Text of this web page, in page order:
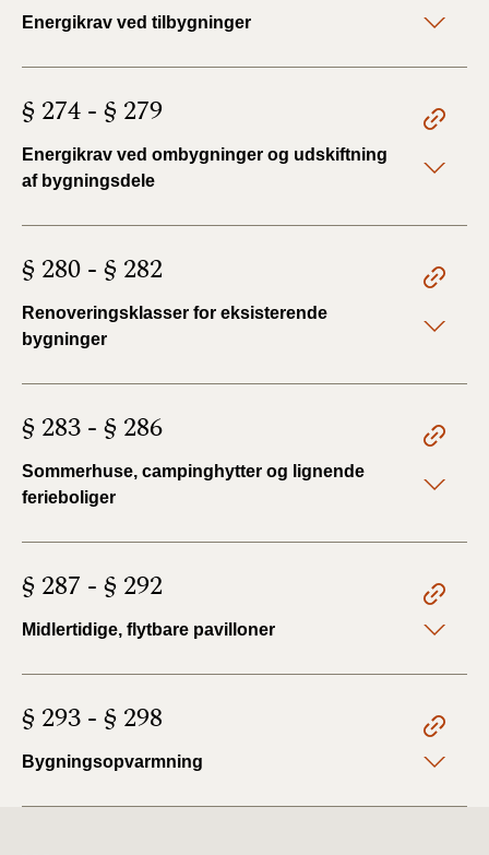
Energikrav ved tilbygninger
§ 274 - § 279
Energikrav ved ombygninger og udskiftning
af bygningsdele
§ 280 - § 282
Renoveringsklasser for eksisterende
bygninger
§ 283 - § 286
Sommerhuse, campinghytter og lignende
ferieboliger
§ 287 - § 292
Midlertidige, flytbare pavilloner
§ 293 - § 298
Bygningsopvarmning